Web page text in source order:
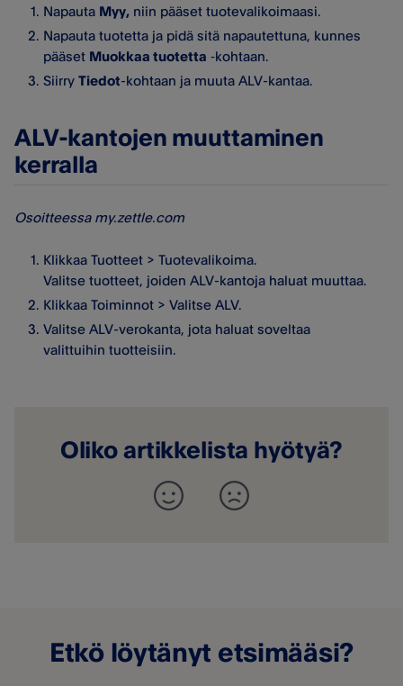
Napauta Myy, niin pääset tuotevalikoimaasi.
Napauta tuotetta ja pidä sitä napautettuna, kunnes
pääset Muokkaa tuotetta ‑kohtaan.
Siirry Tiedot-kohtaan ja muuta ALV-kantaa.
ALV-kantojen muuttaminen
kerralla
Osoitteessa my.zettle.com
Klikkaa Tuotteet > Tuotevalikoima.
Valitse tuotteet, joiden ALV-kantoja haluat muuttaa.
Klikkaa Toiminnot > Valitse ALV.
Valitse ALV-verokanta, jota haluat soveltaa
valittuihin tuotteisiin.
Oliko artikkelista hyötyä?
Etkö löytänyt etsimääsi?